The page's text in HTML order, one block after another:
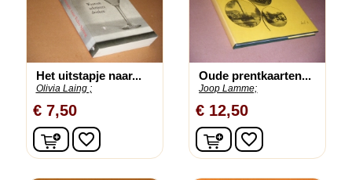
Het uitstapje naar...
Olivia Laing ;
€ 7,50
In winkelwagen
favorite_border
Oude prentkaarten...
Joop Lamme;
€ 12,50
In winkelwagen
favorite_border